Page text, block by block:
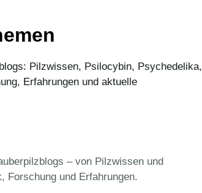
Pilzwissen, Psilocybin, Psychedelika,
Erfahrungen und aktuelle
– von Pilzwissen und
Forschung und Erfahrungen.